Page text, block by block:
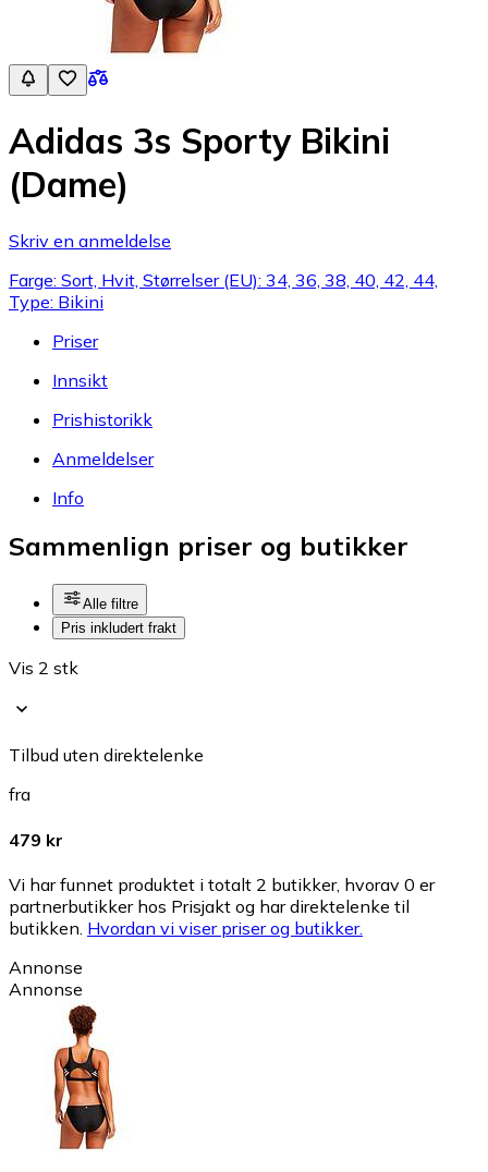
Adidas 3s Sporty Bikini
(Dame)
Skriv en anmeldelse
Farge: Sort, Hvit, Størrelser (EU): 34, 36, 38, 40, 42, 44,
Type: Bikini
Priser
Innsikt
Prishistorikk
Anmeldelser
Info
Sammenlign priser og butikker
Alle filtre
Pris inkludert frakt
Vis 2 stk
Tilbud uten direktelenke
fra
479 kr
Vi har funnet produktet i totalt 2 butikker, hvorav 0 er
partnerbutikker hos Prisjakt og har direktelenke til
butikken. Hvordan vi viser priser og butikker.
Annonse
Annonse